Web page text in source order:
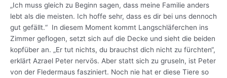
„Ich muss gleich zu Beginn sagen, dass meine Familie anders
lebt als die meisten. Ich hoffe sehr, dass es dir bei uns dennoch
gut gefällt.“ In diesem Moment kommt Langschläferchen ins
Zimmer geflogen, setzt sich auf die Decke und sieht die beiden
kopfüber an. „Er tut nichts, du brauchst dich nicht zu fürchten“,
erklärt Azrael Peter nervös. Aber statt sich zu gruseln, ist Peter
von der Fledermaus fasziniert. Noch nie hat er diese Tiere so